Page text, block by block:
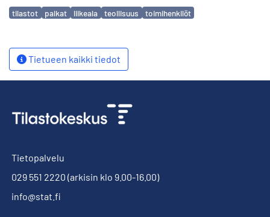
Avainsanat
tilastot palkat liikeala teollisuus toimihenkilöt
Tietueen kaikki tiedot
Tietopalvelu
029 551 2220 (arkisin klo 9.00-16.00)
info@stat.fi